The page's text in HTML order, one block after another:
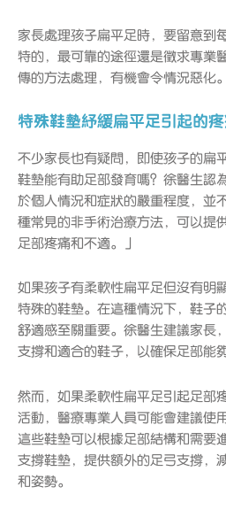
家長處理孩子扁平足時，要留意到
特的，最可靠的途徑還是徵求專業
傳的方法處理，有機會令情況惡化。
特殊鞋墊紓緩扁平足引起的
不少家長也有疑問，即使孩子的扁
鞋墊能有助足部發育嗎？徐醫生認
於個人情況和症狀的嚴重程度，並
種常見的非手術治療方法，可以提
足部疼痛和不適。」
如果孩子有柔軟性扁平足但沒有明
特殊的鞋墊。在這種情況下，鞋子
舒適感至關重要。徐醫生建議家長
支撐和適合的鞋子，以確保足部能
然而，如果柔軟性扁平足引起足部
活動，醫療專業人員可能會建議使
這些鞋墊可以根據足部結構和需要
支撐鞋墊，提供額外的足弓支撐，
和姿勢。